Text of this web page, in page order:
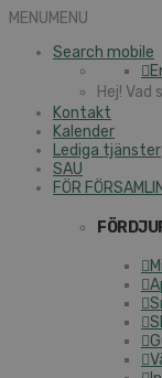
MENUMENU
Search mobile
Hej! Vad
Kontakt
Kalender
Lediga tjänster
SAU
FÖR